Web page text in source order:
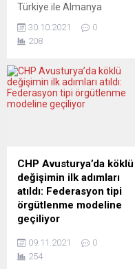
Türkiye ile Almanya
tarihinde imzalanan
anlaşma, Bonn’un başka
benzemeyen sonuçlar verdi.
Almanya 1964’te Portekiz,
1965’te Tunus ve 1968’de
vatandaşlarının çoğu bir
müddet sonra ülkelerine
geri dönerken Almanya’da
yeni bir hayat kuran Türkler
bu ülkede kalıcı...
30.10.2021
0
208
CHP Avusturya’da köklü
değişimin ilk adımları
atıldı: Federasyon tipi
örgütlenme modeline
geçiliyor
kurulan CHP Avusturya
Birliği aradan geçen 8 yılın
09.11.2021
0
254